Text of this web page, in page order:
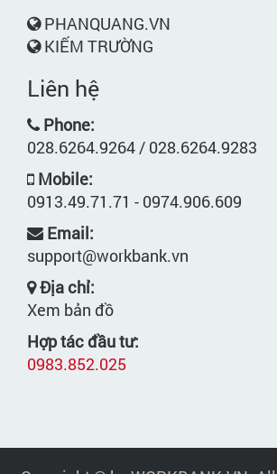
PHANQUANG.VN
KIẾM TRƯỜNG
Liên hệ
Phone:
028.6264.9264 / 028.6264.9283
Mobile:
0913.49.71.71 - 0974.906.609
Email:
support@workbank.vn
Địa chỉ:
Xem bản đồ
Hợp tác đầu tư:
0983.852.025